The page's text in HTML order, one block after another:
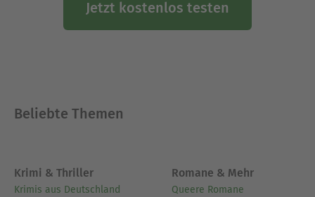
Jetzt kostenlos testen
Beliebte Themen
Krimi & Thriller
Krimis aus Deutschland
Romane & Mehr
Queere Romane